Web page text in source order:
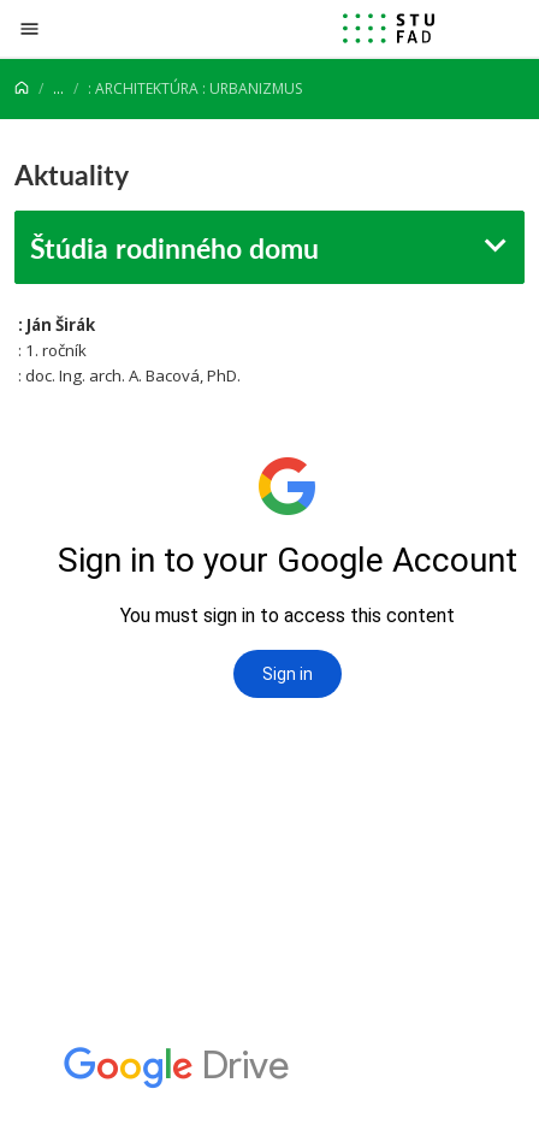
Prejsť na obsah
... : ARCHITEKTÚRA : URBANIZMUS
Aktuality
Štúdia rodinného domu
: Ján Širák
: 1. ročník
: doc. Ing. arch. A. Bacová, PhD.